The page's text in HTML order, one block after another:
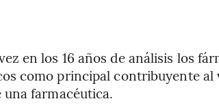
en los 16 años de análisis los
como principal contribuyente al
farmacéutica.